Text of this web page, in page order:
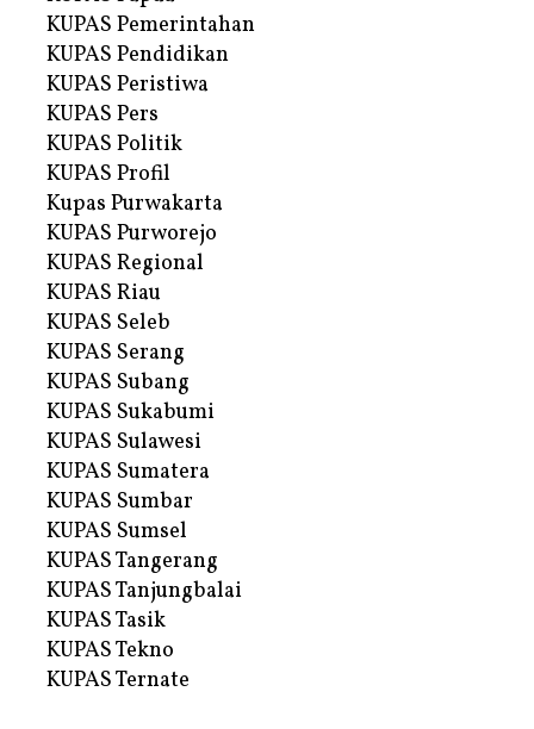
KUPAS Pemerintahan
KUPAS Pendidikan
KUPAS Peristiwa
KUPAS Pers
KUPAS Politik
KUPAS Profil
Kupas Purwakarta
KUPAS Purworejo
KUPAS Regional
KUPAS Riau
KUPAS Seleb
KUPAS Serang
KUPAS Subang
KUPAS Sukabumi
KUPAS Sulawesi
KUPAS Sumatera
KUPAS Sumbar
KUPAS Sumsel
KUPAS Tangerang
KUPAS Tanjungbalai
KUPAS Tasik
KUPAS Tekno
KUPAS Ternate